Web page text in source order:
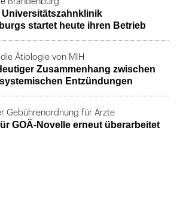
Universitätszahnklinik
startet heute ihren Betrieb
Ätiologie von MIH
Zusammenhang zwischen
Entzündungen
Gebührenordnung für Ärzte
GOÄ-Novelle erneut überarbeitet